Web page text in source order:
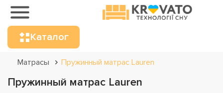
Каталог
Матрасы Пружинный матрас Lauren
Пружинный матрас Lauren